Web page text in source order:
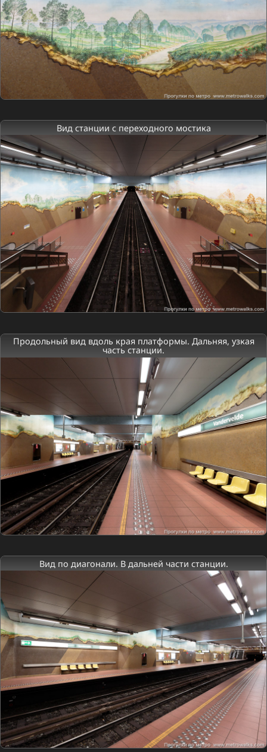
Вид станции с переходного мостика
Продольный вид вдоль края платформы. Дальняя, узкая
часть станции.
Вид по диагонали. В дальней части станции.